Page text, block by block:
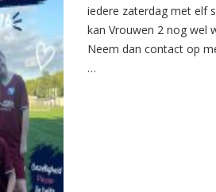
iedere zaterdag met elf
kan Vrouwen 2 nog wel
Neem dan contact op
…